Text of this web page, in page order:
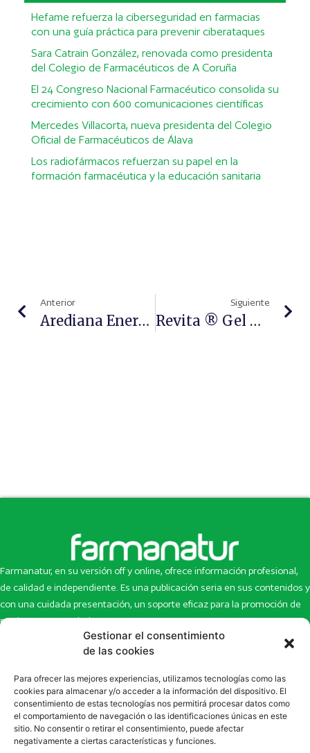
Gestionar el consentimiento
de las cookies
Para ofrecer las mejores experiencias, utilizamos tecnologías como las
cookies para almacenar y/o acceder a la información del dispositivo. El
consentimiento de estas tecnologías nos permitirá procesar datos como
el comportamiento de navegación o las identificaciones únicas en este
sitio. No consentir o retirar el consentimiento, puede afectar
negativamente a ciertas características y funciones.
Hefame refuerza la ciberseguridad en farmacias
con una guía práctica para prevenir ciberataques
Sara Catrain González, renovada como presidenta
del Colegio de Farmacéuticos de A Coruña
El 24 Congreso Nacional Farmacéutico consolida su
crecimiento con 600 comunicaciones científicas
Mercedes Villacorta, nueva presidenta del Colegio
Oficial de Farmacéuticos de Álava
Los radiofármacos refuerzan su papel en la
formación farmacéutica y la educación sanitaria
Anterior
Arediana Energy & Memory: Equilibra Tu Cuerpo Y Tu Mente
Siguiente
Revita ® Gel Anticaída, El Primer Gel De Peinado Del Mercado Que Estimula El Crecimiento Del Cabello Y Previene Su Caída
Farmanatur, en su versión off y online, ofrece información profesional,
de calidad e independiente. Es una publicación seria en sus contenidos y
con una cuidada presentación, un soporte eficaz para la promoción de
productos y novedades.
Inicio
Newsletter
Eco Multimedia
Contacto
Artículos
Escaparate
Enlaces de interés
SUSCRÍBETE A NUESTRO NEWSLETTER